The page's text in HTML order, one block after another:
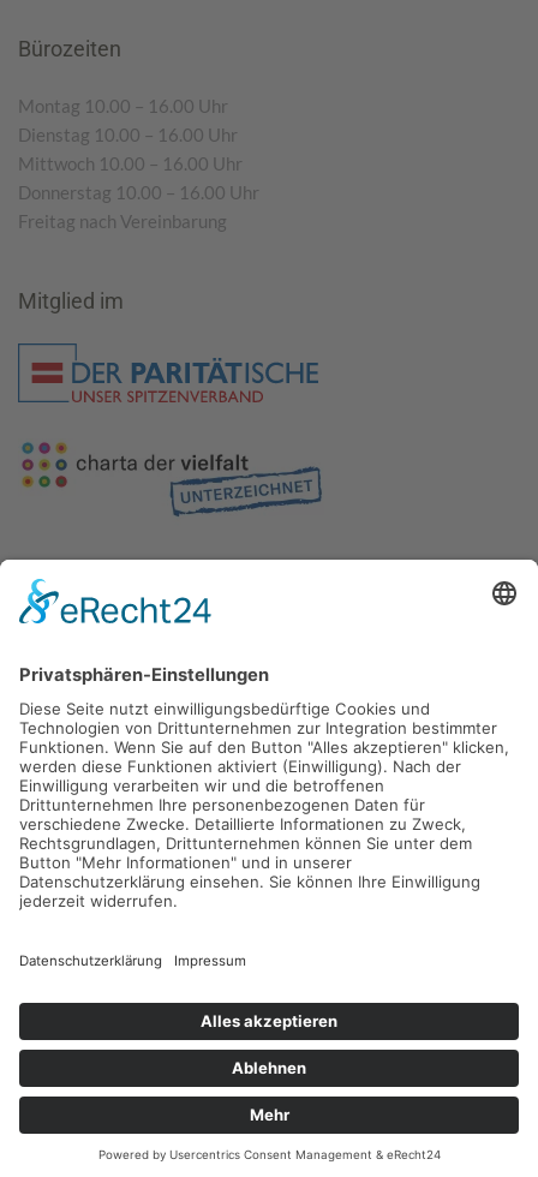
Bürozeiten
Montag 10.00 – 16.00 Uhr
Dienstag 10.00 – 16.00 Uhr
Mittwoch 10.00 – 16.00 Uhr
Donnerstag 10.00 – 16.00 Uhr
Freitag nach Vereinbarung
Mitglied im
Gefördert durch die
Freie und Hansestadt Hamburg
SUCHT.HAMBURG gGmbH
Datenschutz Impressum Sitemap